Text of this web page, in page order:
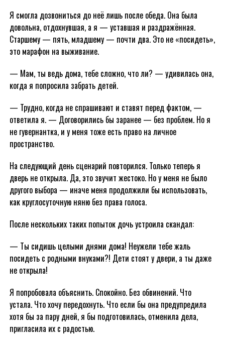
Я смогла дозвониться до неё лишь после обеда. Она была
довольна, отдохнувшая, а я — уставшая и раздражённая.
Старшему — пять, младшему — почти два. Это не «посидеть»,
это марафон на выживание.
— Мам, ты ведь дома, тебе сложно, что ли? — удивилась она,
когда я попросила забрать детей.
— Трудно, когда не спрашивают и ставят перед фактом, —
ответила я. — Договорились бы заранее — без проблем. Но я
не гувернантка, и у меня тоже есть право на личное
пространство.
На следующий день сценарий повторился. Только теперь я
дверь не открыла. Да, это звучит жестоко. Но у меня не было
другого выбора — иначе меня продолжили бы использовать,
как круглосуточную няню без права голоса.
После нескольких таких попыток дочь устроила скандал:
— Ты сидишь целыми днями дома! Неужели тебе жаль
посидеть с родными внуками?! Дети стоят у двери, а ты даже
не открыла!
Я попробовала объяснить. Спокойно. Без обвинений. Что
устала. Что хочу передохнуть. Что если бы она предупредила
хотя бы за пару дней, я бы подготовилась, отменила дела,
пригласила их с радостью.